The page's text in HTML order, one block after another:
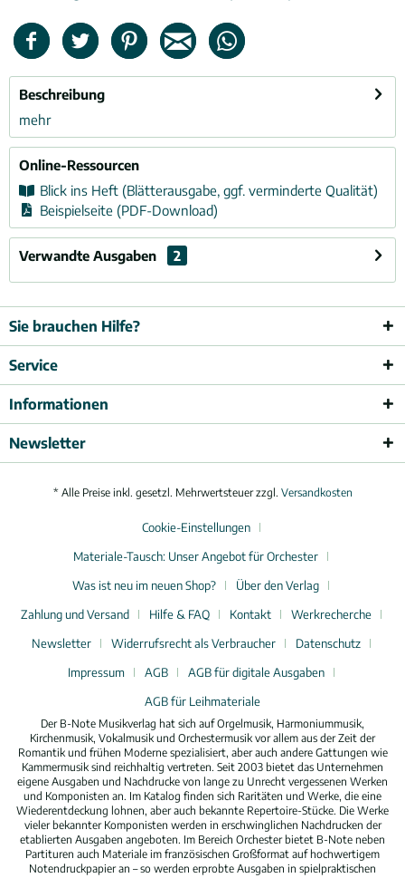
Beschreibung
mehr
Online-Ressourcen
Blick ins Heft (Blätterausgabe, ggf. verminderte Qualität)
Beispielseite (PDF-Download)
Verwandte Ausgaben 2
Sie brauchen Hilfe?
Service
Informationen
Newsletter
* Alle Preise inkl. gesetzl. Mehrwertsteuer zzgl. Versandkosten
Cookie-Einstellungen
Materiale-Tausch: Unser Angebot für Orchester
Was ist neu im neuen Shop?
Über den Verlag
Zahlung und Versand
Hilfe & FAQ Kontakt
Werkrecherche
Newsletter
Widerrufsrecht als Verbraucher
Datenschutz
Impressum
AGB
AGB für digitale Ausgaben
AGB für Leihmateriale
Der B-Note Musikverlag hat sich auf Orgelmusik, Harmoniummusik,
Kirchenmusik, Vokalmusik und Orchestermusik vor allem aus der Zeit der
Romantik und frühen Moderne spezialisiert, aber auch andere Gattungen wie
Kammermusik sind reichhaltig vertreten. Seit 2003 bietet das Unternehmen
eigene Ausgaben und Nachdrucke von lange zu Unrecht vergessenen Werken
und Komponisten an. Im Katalog finden sich Raritäten und Werke, die eine
Wiederentdeckung lohnen, aber auch bekannte Repertoire-Stücke. Die Werke
vieler bekannter Komponisten werden in erschwinglichen Nachdrucken der
etablierten Ausgaben angeboten. Im Bereich Orchester bietet B-Note neben
Partituren auch Materiale im französischen Großformat auf hochwertigem
Notendruckpapier an – so werden erprobte Ausgaben in spielpraktischen